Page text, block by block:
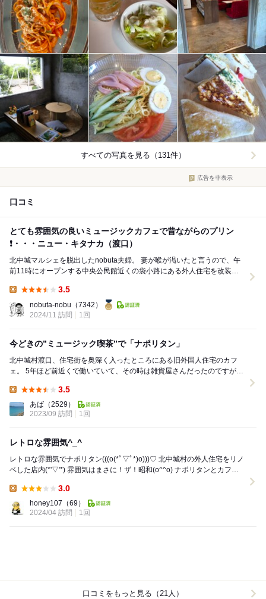
すべての写真を見る（131件）
広告を非表示
口コミ
とても雰囲気の良いミュージックカフェで昔ながらのプリン
❗️・・・ニュー・キタナカ（渡口）
北中城マルシェを脱出したnobuta夫婦。 妻が喉が渇いたと言うので、午
前11時にオープンする中央公民館近くの袋小路にある外人住宅を改装し
3.5
nobuta-nobu （7342）
2024/11 訪問
1回
今どきの”ミュージック喫茶”で「ナポリタン」
北中城村渡口、住宅街を奥深く入ったところにある旧外国人住宅のカフ
ェ。 5年ほど前近くで働いていて、その時は雑貨屋さんだったのですが、
3.5
あば （2529）
2023/09 訪問
1回
レトロな雰囲気^_^
レトロな雰囲気でナポリタン(((o(*ﾟ▽ﾟ*)o)))♡ 北中城村の外人住宅をリノ
ベした店内(*'▽'*) 雰囲気はまさに！ザ！昭和(o^^o) ナポリタンとカフェ
3.0
honey107 （69）
2024/04 訪問
1回
口コミをもっと見る（21人）